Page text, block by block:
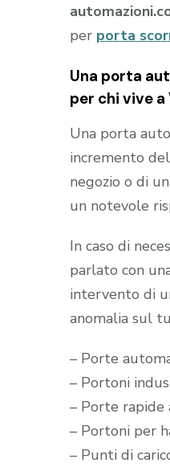
per porta
Una porta
per chi vive a
Una porta
incremento
negozio o di
un notevole
In caso di
parlato con
intervento di
anomalia sul
– Porte
– Portoni
– Porte rapide
– Portoni per
– Punti di